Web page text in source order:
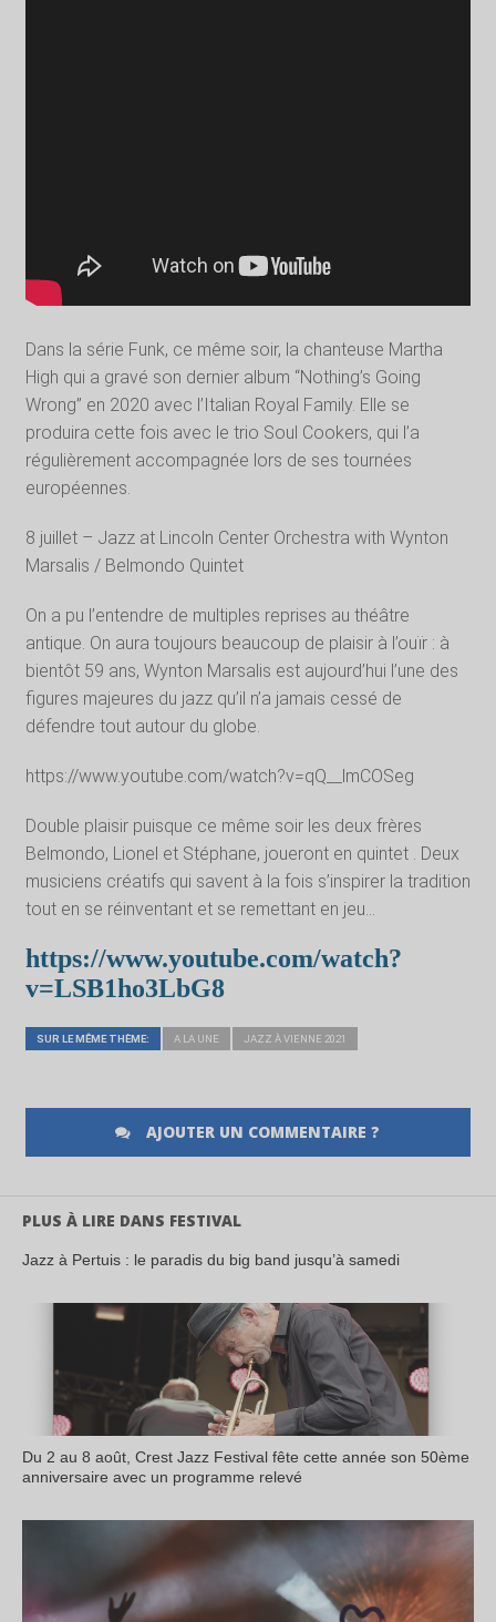
Dans la série Funk, ce même soir, la chanteuse Martha
High qui a gravé son dernier album “Nothing’s Going
Wrong” en 2020 avec l’Italian Royal Family. Elle se
produira cette fois avec le trio Soul Cookers, qui l’a
régulièrement accompagnée lors de ses tournées
européennes.
8 juillet – Jazz at Lincoln Center Orchestra with Wynton
Marsalis / Belmondo Quintet
On a pu l’entendre de multiples reprises au théâtre
antique. On aura toujours beaucoup de plaisir à l’ouïr : à
bientôt 59 ans, Wynton Marsalis est aujourd’hui l’une des
figures majeures du jazz qu’il n’a jamais cessé de
défendre tout autour du globe.
https://www.youtube.com/watch?v=qQ__lmCOSeg
Double plaisir puisque ce même soir les deux frères
Belmondo, Lionel et Stéphane, joueront en quintet . Deux
musiciens créatifs qui savent à la fois s’inspirer la tradition
tout en se réinventant et se remettant en jeu…
https://www.youtube.com/watch?
v=LSB1ho3LbG8
SUR LE MÊME THÈME: A LA UNE JAZZ À VIENNE 2021
AJOUTER UN COMMENTAIRE ?
PLUS À LIRE DANS FESTIVAL
Jazz à Pertuis : le paradis du big band jusqu’à samedi
Du 2 au 8 août, Crest Jazz Festival fête cette année son 50ème
anniversaire avec un programme relevé